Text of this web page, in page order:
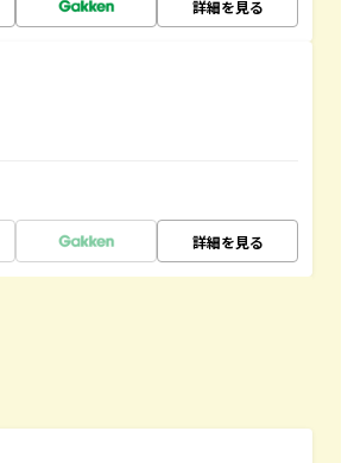
詳細を見る
詳細を見る